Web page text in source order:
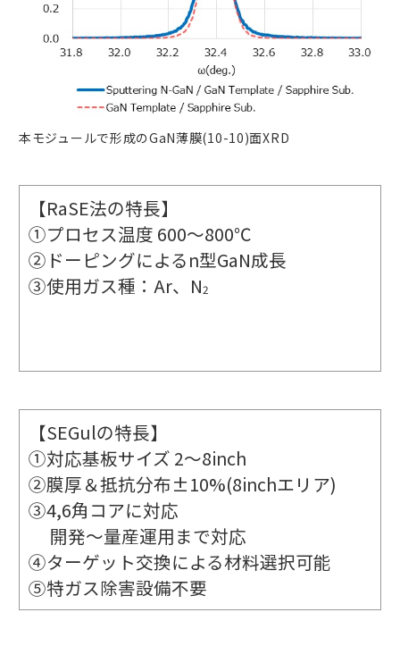
本モジュールで形成のGaN薄膜(10-10)面XRD
【RaSE法の特長】
①プロセス温度 600～800℃
②ドーピングによるn型GaN成長
③使用ガス種：Ar、N2
【SEGulの特長】
①対応基板サイズ 2～8inch
②膜厚＆抵抗分布±10%(8inchエリア)
③4,6角コアに対応
開発～量産運用まで対応
④ターゲット交換による材料選択可能
⑤特ガス除害設備不要